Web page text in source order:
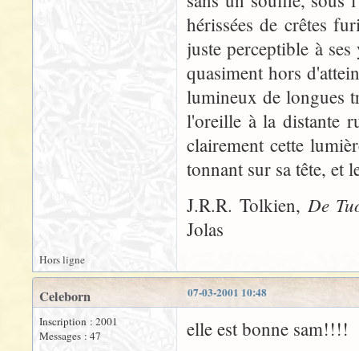
hérissées de crêtes
juste perceptible à
quasiment hors
lumineux de longues
l'oreille à la distante
clairement cette
tonnant sur sa tête, et
J.R.R. Tolkien, De
Jolas
Hors ligne
07-03-2001 10:48
Celeborn
Inscription : 2001
Messages : 47
elle est bonne sam!!!!